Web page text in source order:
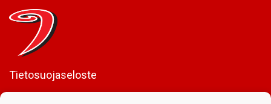
Tietosuojaseloste